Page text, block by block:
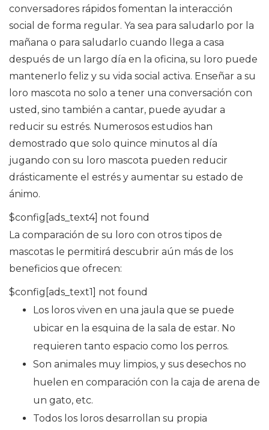
conversadores rápidos fomentan la interacción
social de forma regular. Ya sea para saludarlo por la
mañana o para saludarlo cuando llega a casa
después de un largo día en la oficina, su loro puede
mantenerlo feliz y su vida social activa. Enseñar a su
loro mascota no solo a tener una conversación con
usted, sino también a cantar, puede ayudar a
reducir su estrés. Numerosos estudios han
demostrado que solo quince minutos al día
jugando con su loro mascota pueden reducir
drásticamente el estrés y aumentar su estado de
ánimo.
$config[ads_text4] not found
La comparación de su loro con otros tipos de
mascotas le permitirá descubrir aún más de los
beneficios que ofrecen:
$config[ads_text1] not found
Los loros viven en una jaula que se puede
ubicar en la esquina de la sala de estar. No
requieren tanto espacio como los perros.
Son animales muy limpios, y sus desechos no
huelen en comparación con la caja de arena de
un gato, etc.
Todos los loros desarrollan su propia